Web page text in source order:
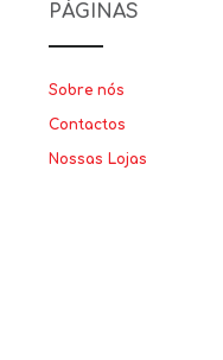
PÁGINAS
Sobre nós
Contactos
Nossas Lojas